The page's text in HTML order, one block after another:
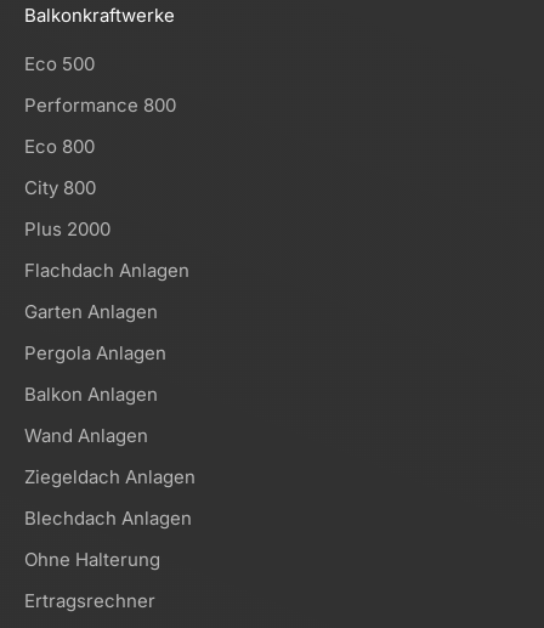
Balkonkraftwerke
Eco 500
Performance 800
Eco 800
City 800
Plus 2000
Flachdach Anlagen
Garten Anlagen
Pergola Anlagen
Balkon Anlagen
Wand Anlagen
Ziegeldach Anlagen
Blechdach Anlagen
Ohne Halterung
Ertragsrechner